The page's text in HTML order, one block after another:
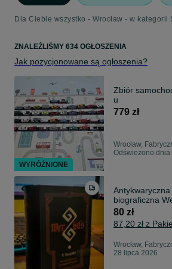
Dla Ciebie wszystko - Wrocław - w kategorii
ZNALEŹLIŚMY 634 OGŁOSZENIA
Jak pozycjonowane są ogłoszenia?
Zbiór
u
779 zł
Wrocław,
Odświeżono
biograficzna
1911
80 zł
87,20 zł z
Wrocław,
28 lipca 2026
WYRÓŻNIONE